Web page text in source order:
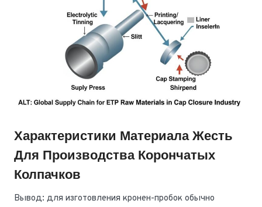
Характеристики Материала Жесть
Для Производства Корончатых
Колпачков
Вывод: для изготовления кронен-пробок обычно